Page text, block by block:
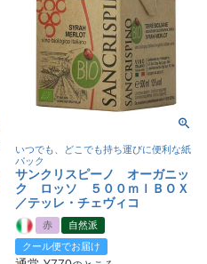
いつでも、どこでも持ち運びに便利な紙
パック
サンクリスピーノ オーガニッ
ク ロッソ ５００ｍｌＢＯＸ
／テッレ・チェヴィコ
赤
自然派
クール便でお届け